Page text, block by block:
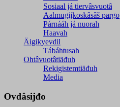
Sosiaal já tiervâsvuotâ
Aalmugijkoskâsâš pargo
Párnááh já nuorah
Haavah
Äigikyevdil
Tábáhtusah
Ohtâvuotâtiäđuh
Rekigistemtiäđuh
Media
Ovdâsijđo